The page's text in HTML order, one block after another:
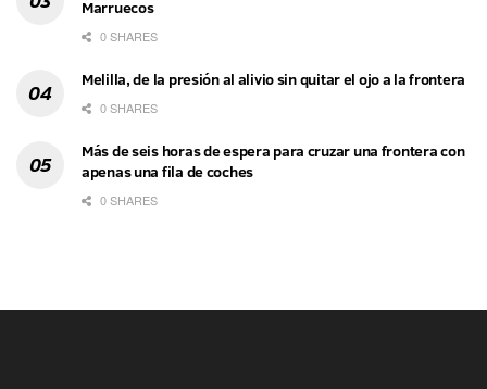
Marruecos
0 SHARES
Melilla, de la presión al alivio sin quitar el ojo a la frontera
0 SHARES
Más de seis horas de espera para cruzar una frontera con
apenas una fila de coches
0 SHARES